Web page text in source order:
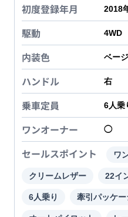
初度登録年月 2018
駆動 4WD
内装色 ベー
ハンドル 右
乗車定員 6人乗
ワンオーナー ◯
セールスポイント ワ
クリームレザー 22イ
6人乗り 牽引パッケー